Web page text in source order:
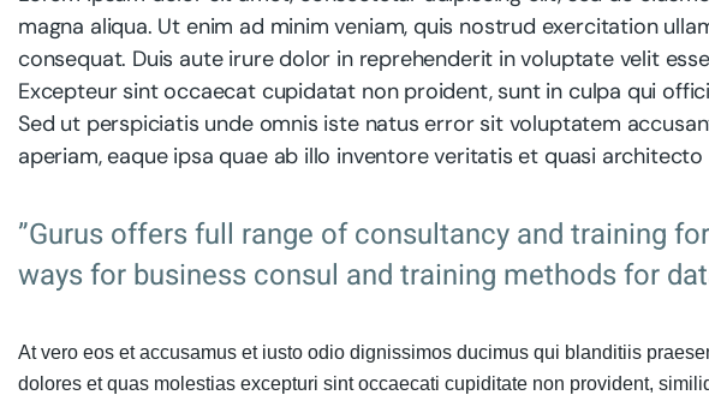
magna aliqua. Ut enim ad minim veniam, quis nostrud exercitation
consequat. Duis aute irure dolor in reprehenderit in voluptate velit
Excepteur sint occaecat cupidatat non proident, sunt in culpa qui
Sed ut perspiciatis unde omnis iste natus error sit voluptatem
aperiam, eaque ipsa quae ab illo inventore veritatis et quasi
”Gurus offers full range of consultancy and training
ways for business consul and training methods for
At vero eos et accusamus et iusto odio dignissimos ducimus qui blanditiis
dolores et quas molestias excepturi sint occaecati cupiditate non provident,